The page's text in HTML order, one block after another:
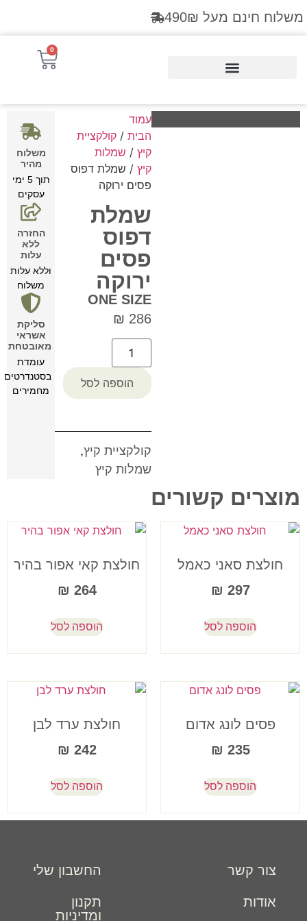
משלוח חינם מעל 490₪
0
עמוד
הבית/ קולקציית
קיץ/ שמלות
קיץ/ שמלת דפוס
פסים ירוקה
שמלת
דפוס
פסים
ירוקה
ONE SIZE
286
₪
הוספה לסל
קולקציית קיץ,
שמלות קיץ
משלוח
מהיר
תוך 5 ימי
עסקים
החזרה
ללא
עלות
וללא עלות
משלוח
סליקת
אשראי
מאובטחת
עומדת
בסטנדרטים
מחמירים
מוצרים קשורים
חולצת סאני כאמל
297
₪
הוספה לסל
חולצת קאי אפור בהיר
264
₪
הוספה לסל
פסים לונג אדום
235
₪
הוספה לסל
חולצת ערד לבן
242
₪
הוספה לסל
צור קשר
אודות
החשבון שלי
תקנון
ומדיניות